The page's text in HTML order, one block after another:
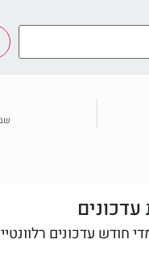
חודש עדכונים